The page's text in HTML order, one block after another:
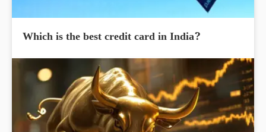
Which is the best credit card in India?